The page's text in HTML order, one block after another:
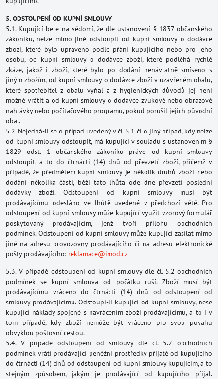
5. ODSTOUPENÍ OD KUPNÍ SMLOUVY
5.1. Kupující bere na vědomí, že dle ustanovení § 1837 občanského
zákoníku, nelze mimo jiné odstoupit od kupní smlouvy o dodávce
zboží, které bylo upraveno podle přání kupujícího nebo pro jeho
osobu, od kupní smlouvy o dodávce zboží, které podléhá rychlé
zkáze, jakož i zboží, které bylo po dodání nenávratně smíseno s
jiným zbožím, od kupní smlouvy o dodávce zboží v uzavřeném obalu,
které spotřebitel z obalu vyňal a z hygienických důvodů jej není
možné vrátit a od kupní smlouvy o dodávce zvukové nebo obrazové
nahrávky nebo počítačového programu, pokud porušil jejich původní
obal.
5.2. Nejedná-li se o případ uvedený v čl. 5.1 či o jiný případ, kdy nelze
od kupní smlouvy odstoupit, má kupující v souladu s ustanovením §
1829 odst. 1 občanského zákoníku právo od kupní smlouvy
odstoupit, a to do čtrnácti (14) dnů od převzetí zboží, přičemž v
případě, že předmětem kupní smlouvy je několik druhů zboží nebo
dodání několika částí, běží tato lhůta ode dne převzetí poslední
dodávky zboží. Odstoupení od kupní smlouvy musí být
prodávajícímu odesláno ve lhůtě uvedené v předchozí větě. Pro
odstoupení od kupní smlouvy může kupující využit vzorový formulář
poskytovaný prodávajícím, jenž tvoří přílohu obchodních
podmínek. Odstoupení od kupní smlouvy může kupující zasílat mimo
jiné na adresu provozovny prodávajícího či na adresu elektronické
pošty prodávajícího: reklamace@imod.cz
5.3. V případě odstoupení od kupní smlouvy dle čl. 5.2 obchodních
podmínek se kupní smlouva od počátku ruší. Zboží musí být
prodávajícímu vráceno do čtrnácti (14) dnů od odstoupení od
smlouvy prodávajícímu. Odstoupí-li kupující od kupní smlouvy, nese
kupující náklady spojené s navrácením zboží prodávajícímu, a to i v
tom případě, kdy zboží nemůže být vráceno pro svou povahu
obvyklou poštovní cestou.
5.4. V případě odstoupení od smlouvy dle čl. 5.2 obchodních
podmínek vrátí prodávající peněžní prostředky přijaté od kupujícího
do čtrnácti (14) dnů od odstoupení od kupní smlouvy kupujícím, a to
stejným způsobem, jakým je prodávající od kupujícího přijal.